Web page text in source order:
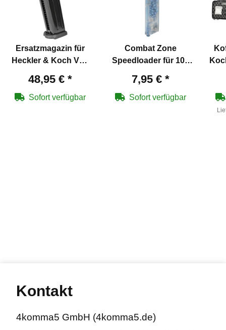
Ersatzmagazin für
Heckler & Koch VP9
6 mm BB Gas
Blowback
48,95 € *
Sofort verfügbar
Combat Zone
Speedloader für 100
mm
7,95 € *
Sofort verfügbar
Kontakt
4komma5 GmbH (4komma5.de)